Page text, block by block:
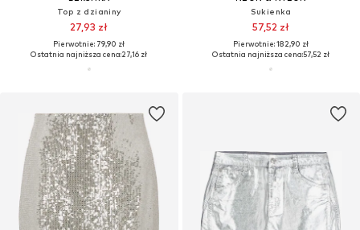
Top z dzianiny
27,93 zł
Pierwotnie: 79,90 zł
Ostatnia najniższa cena:27,16 zł
Sukienka
57,52 zł
Pierwotnie: 182,90 zł
Ostatnia najniższa cena:57,52 zł